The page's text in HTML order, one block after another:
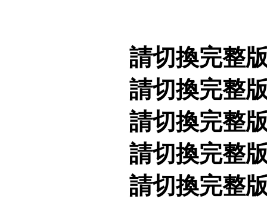
請切換完整
請切換完整
請切換完整
請切換完整
請切換完整